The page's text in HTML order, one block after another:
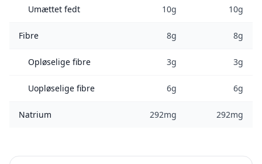
Umættet fedt 10g 10g
Fibre 8g 8g
Opløselige fibre 3g 3g
Uopløselige fibre 6g 6g
Natrium 292mg 292mg